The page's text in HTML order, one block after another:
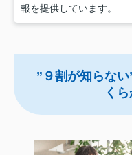
報を提供しています。
”９割が知らな
く